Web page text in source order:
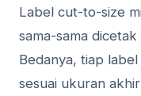
Label cut-to-size
sama-sama
Bedanya, tiap
sesuai ukuran